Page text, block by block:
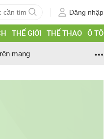
Đăng nhập
THẾ GIỚI THỂ THAO Ô TÔ
mạng